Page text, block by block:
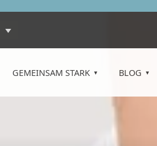
GEMEINSAM STARK BLOG